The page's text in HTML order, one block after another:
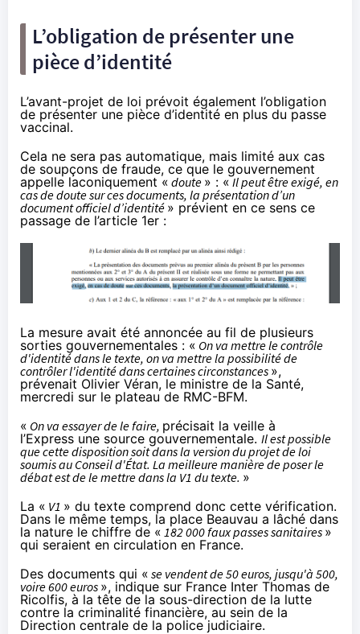
L’obligation de présenter une
pièce d’identité
L’avant-projet de loi prévoit également l’obligation
de présenter une pièce d’identité en plus du passe
vaccinal.
Cela ne sera pas automatique, mais limité aux cas
de soupçons de fraude, ce que le gouvernement
appelle laconiquement « doute » : «Il peut être exigé, en
cas de doute sur ces documents, la présentation d’un
document officiel d’identité » prévient en ce sens ce
passage de l’article 1er :
La mesure avait été annoncée au fil de plusieurs
sorties gouvernementales : « On va mettre le contrôle
d'identité dans le texte, on va mettre la possibilité de
contrôler l'identité dans certaines circonstances »,
prévenait Olivier Véran, le ministre de la Santé,
mercredi sur le plateau de RMC-BFM.
« On va essayer de le faire, précisait la veille à
l’Express une source gouvernementale. Il est possible
que cette disposition soit dans la version du projet de loi
soumis au Conseil d'État. La meilleure manière de poser le
débat est de le mettre dans la V1 du texte. »
La « V1 » du texte comprend donc cette vérification.
Dans le même temps, la place Beauvau a lâché dans
la nature le chiffre de « 182 000 faux passes sanitaires »
qui seraient en circulation en France.
Des documents qui « se vendent de 50 euros, jusqu'à 500,
voire 600 euros », indique sur France Inter Thomas de
Ricolfis, à la tête de la sous-direction de la lutte
contre la criminalité financière, au sein de la
Direction centrale de la police judiciaire.